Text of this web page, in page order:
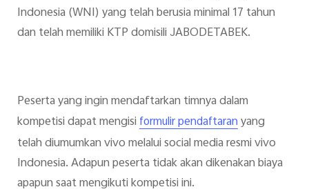
Indonesia (WNI) yang telah berusia minimal 17 tahun
dan telah memiliki KTP domisili JABODETABEK.
Peserta yang ingin mendaftarkan timnya dalam
kompetisi dapat mengisi formulir pendaftaranyang
telah diumumkan vivo melalui social media resmi vivo
Indonesia. Adapun peserta tidak akan dikenakan biaya
apapun saat mengikuti kompetisi ini.